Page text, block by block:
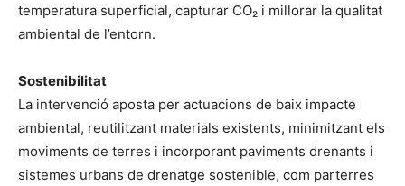
temperatura superficial, capturar CO₂ i millorar la qualitat
ambiental de l’entorn.
Sostenibilitat
La intervenció aposta per actuacions de baix impacte
ambiental, reutilitzant materials existents, minimitzant els
moviments de terres i incorporant paviments drenants i
sistemes urbans de drenatge sostenible, com parterres